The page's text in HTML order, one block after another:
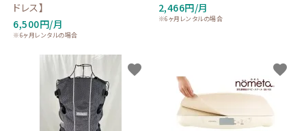
ドレス】
6,500円/月
※6ヶ月レンタルの場合
2,466円/月
※6ヶ月レンタルの場合
favorite favorite